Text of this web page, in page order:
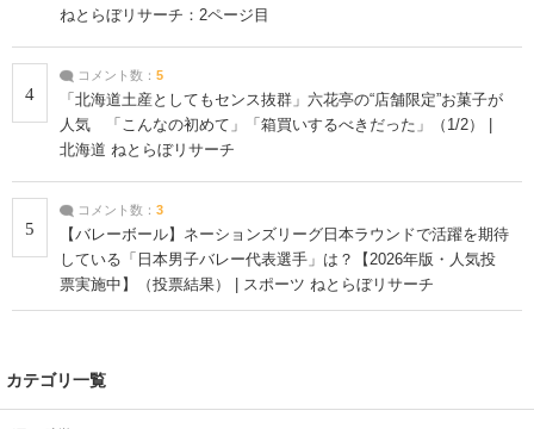
ねとらぼリサーチ：2ページ目
4
コメント数： 5
「北海道土産としてもセンス抜群」六花亭の“店舗限定”お菓子が
人気 「こんなの初めて」「箱買いするべきだった」（1/2） |
北海道 ねとらぼリサーチ
5
コメント数： 3
【バレーボール】ネーションズリーグ日本ラウンドで活躍を期待
している「日本男子バレー代表選手」は？【2026年版・人気投
票実施中】（投票結果） | スポーツ ねとらぼリサーチ
カテゴリ一覧